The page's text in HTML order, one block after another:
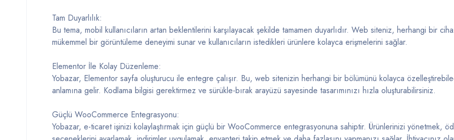
Tam Duyarlılık:
Bu tema, mobil kullanıcıların artan beklentilerini karşılayacak şekilde tamamen duyarlıdır. Web siteniz, herhangi bir
mükemmel bir görüntüleme deneyimi sunar ve kullanıcıların istedikleri ürünlere kolayca erişmelerini sağlar.
Elementor İle Kolay Düzenleme:
Yobazar, Elementor sayfa oluşturucu ile entegre çalışır. Bu, web sitenizin herhangi bir bölümünü kolayca
anlamına gelir. Kodlama bilgisi gerektirmez ve sürükle-bırak arayüzü sayesinde tasarımınızı hızla oluşturabilirsiniz.
Güçlü WooCommerce Entegrasyonu:
Yobazar, e-ticaret işinizi kolaylaştırmak için güçlü bir WooCommerce entegrasyonuna sahiptir. Ürünlerinizi yönetmek,